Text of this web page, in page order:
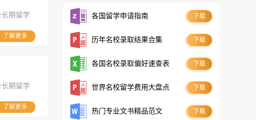
长期留学
了解更多
长期留学
了解更多
各国留学申请指南 下载
历年名校录取结果合集 下载
各国名校录取偏好速查表 下载
世界名校留学费用大盘点 下载
热门专业文书精品范文 下载